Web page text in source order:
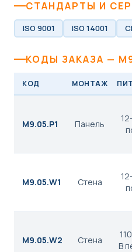
СТАНДАРТЫ И
ISO 9001 ISO 14001
КОДЫ ЗАКАЗА —
КОД МОНТАЖ
M9.05.P1 Панель
M9.05.W1 Стена
M9.05.W2 Стена
В